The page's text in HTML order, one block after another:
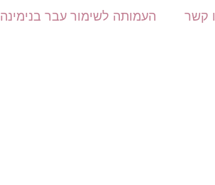
קשר העמותה לשימור עבר בנימינה